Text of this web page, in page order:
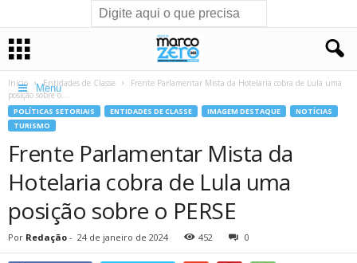
Menu
Início Entidades de Classe
Frente Parlamentar Mista da Hotelaria cobra de Lula uma
posição sobre o...
POLÍTICAS SETORIAIS ENTIDADES DE CLASSE IMAGEM DESTAQUE
NOTÍCIAS
TURISMO
Frente Parlamentar Mista da
Hotelaria cobra de Lula uma
posição sobre o PERSE
Por Redação - 24 de janeiro de 2024 452 0